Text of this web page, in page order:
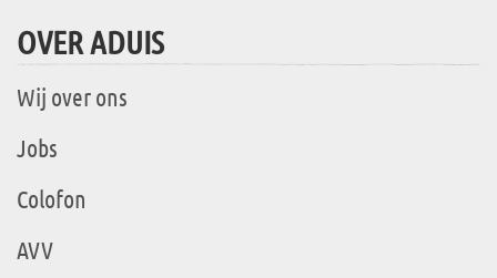
OVER ADUIS
Wij over ons
Jobs
Colofon
AVV